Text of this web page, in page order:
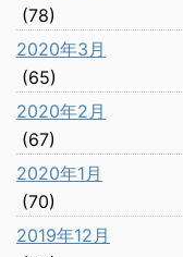
(78)
2020年3月
(65)
2020年2月
(67)
2020年1月
(70)
2019年12月